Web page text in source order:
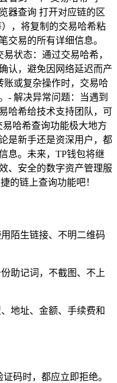
器查询 打开对应链的区
），将复制的交易哈希粘
交易的所有详细信息。
状态：通过交易哈希，
认，避免因网络延迟而产
账或复杂操作时，交易哈
- 解决异常问题：当遇到
哈希给技术支持团队，可
哈希查询功能极大地方
是新手还是资深用户，都
息。未来，TP钱包将继
、安全的数字资产管理服
的链上查询功能吧！
陌生链接、不明二维码
助记词，不截图、不上
地址、金额、手续费和
码时，都应立即拒绝。